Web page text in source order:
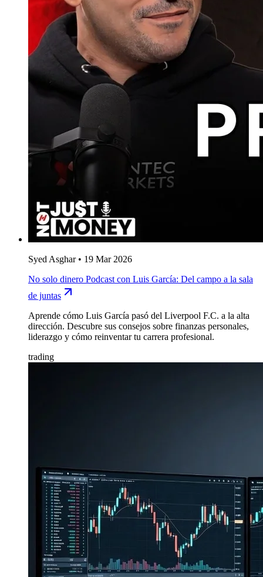
Syed Asghar• 19 Mar 2026
No solo dinero Podcast con Luis García: Del campo a la sala
de juntas
Aprende cómo Luis García pasó del Liverpool F.C. a la alta
dirección. Descubre sus consejos sobre finanzas personales,
liderazgo y cómo reinventar tu carrera profesional.
trading